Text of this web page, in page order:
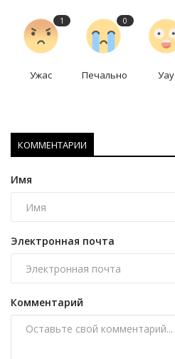
1
Ужас
0
Печально Уау
КОММЕНТАРИИ
Имя
Электронная почта
Комментарий